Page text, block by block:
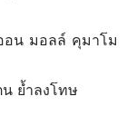
อน มอลล์ คุมาโม
ย้ำลงโทษ